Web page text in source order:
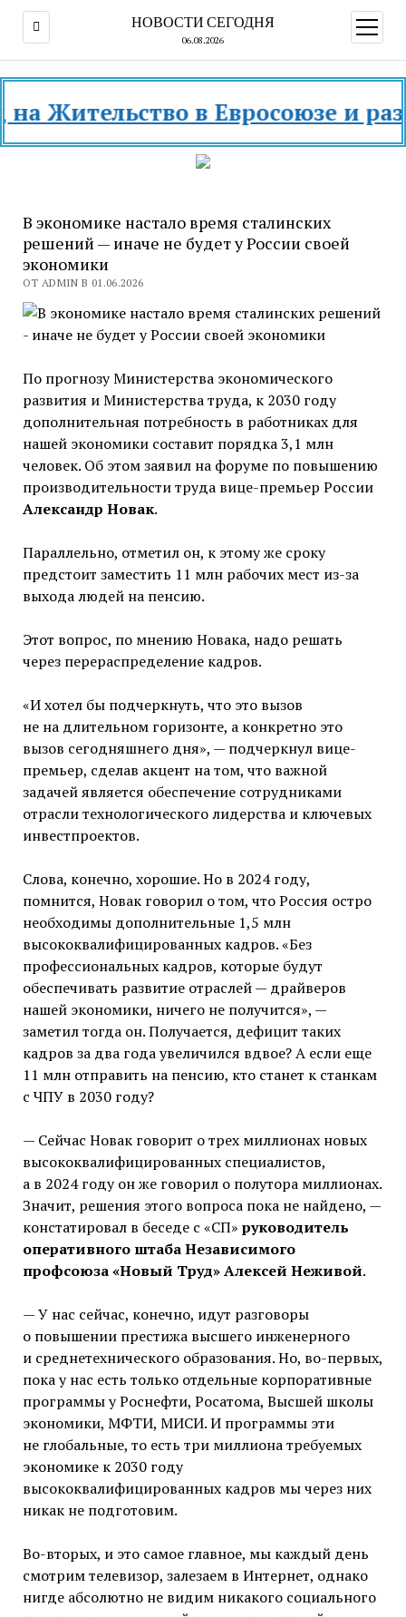
НОВОСТИ СЕГОДНЯ
06.08.2026
меню
в Евросоюзе и разных
В экономике настало время сталинских
решений — иначе не будет у России своей
экономики
ОТ ADMIN В 01.06.2026
По прогнозу Министерства экономического
развития и Министерства труда, к 2030 году
дополнительная потребность в работниках для
нашей экономики составит порядка 3,1 млн
человек. Об этом заявил на форуме по повышению
производительности труда вице-премьер России
Александр Новак.
Параллельно, отметил он, к этому же сроку
предстоит заместить 11 млн рабочих мест из-за
выхода людей на пенсию.
Этот вопрос, по мнению Новака, надо решать
через перераспределение кадров.
«И хотел бы подчеркнуть, что это вызов
не на длительном горизонте, а конкретно это
вызов сегодняшнего дня», — подчеркнул вице-
премьер, сделав акцент на том, что важной
задачей является обеспечение сотрудниками
отрасли технологического лидерства и ключевых
инвестпроектов.
Слова, конечно, хорошие. Но в 2024 году,
помнится, Новак говорил о том, что Россия остро
необходимы дополнительные 1,5 млн
высококвалифицированных кадров. «Без
профессиональных кадров, которые будут
обеспечивать развитие отраслей — драйверов
нашей экономики, ничего не получится», —
заметил тогда он. Получается, дефицит таких
кадров за два года увеличился вдвое? А если еще
11 млн отправить на пенсию, кто станет к станкам
с ЧПУ в 2030 году?
— Сейчас Новак говорит о трех миллионах новых
высококвалифицированных специалистов,
а в 2024 году он же говорил о полутора миллионах.
Значит, решения этого вопроса пока не найдено, —
констатировал в беседе с «СП» руководитель
оперативного штаба Независимого
профсоюза «Новый Труд» Алексей Неживой.
— У нас сейчас, конечно, идут разговоры
о повышении престижа высшего инженерного
и среднетехнического образования. Но, во-первых,
пока у нас есть только отдельные корпоративные
программы у Роснефти, Росатома, Высшей школы
экономики, МФТИ, МИСИ. И программы эти
не глобальные, то есть три миллиона требуемых
экономике к 2030 году
высококвалифицированных кадров мы через них
никак не подготовим.
Во-вторых, и это самое главное, мы каждый день
смотрим телевизор, залезаем в Интернет, однако
нигде абсолютно не видим никакого социального